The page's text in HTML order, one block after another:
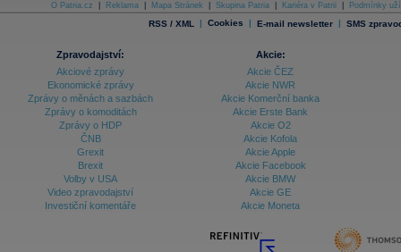
O Patria.cz Reklama Mapa Stránek Skupina Patria Kariéra v Patrii Podmínky
RSS / XML | Cookies | E-mail newsletter | SMS
Zpravodajství:
Akciové zprávy
Ekonomické zprávy
Zprávy o měnách a sazbách
Zprávy o komoditách
Zprávy o HDP
ČNB
Grexit
Brexit
Volby v USA
Video zpravodajství
Investiční komentáře
Akcie:
Akcie ČEZ
Akcie NWR
Akcie Komerční banka
Akcie Erste Bank
Akcie O2
Akcie Kofola
Akcie Apple
Akcie Facebook
Akcie BMW
Akcie GE
Akcie Moneta